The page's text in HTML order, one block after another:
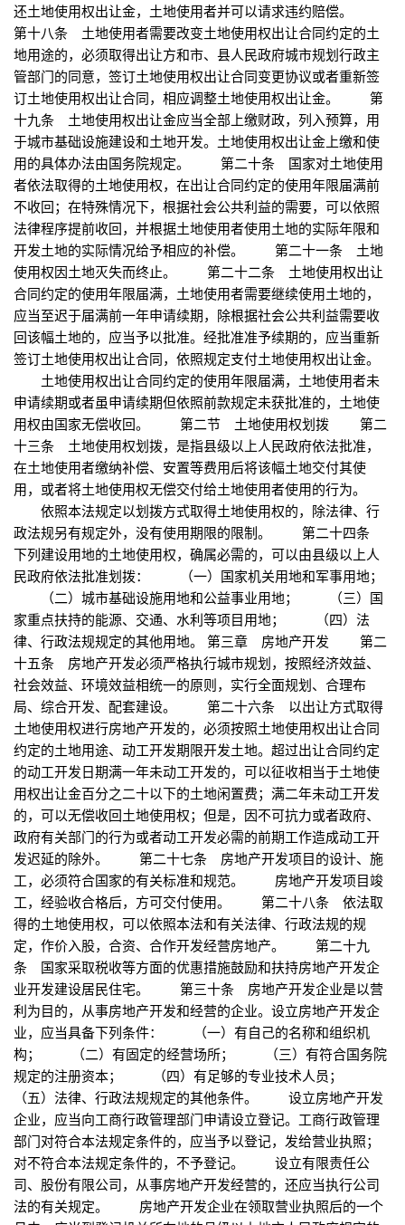
还土地使用权出让金，土地使用者并可以请求违约赔偿。
第十八条 土地使用者需要改变土地使用权出让合同约定的土
地用途的，必须取得出让方和市、县人民政府城市规划行政主
管部门的同意，签订土地使用权出让合同变更协议或者重新签
订土地使用权出让合同，相应调整土地使用权出让金。 第
十九条 土地使用权出让金应当全部上缴财政，列入预算，用
于城市基础设施建设和土地开发。土地使用权出让金上缴和使
用的具体办法由国务院规定。 第二十条 国家对土地使用
者依法取得的土地使用权，在出让合同约定的使用年限届满前
不收回；在特殊情况下，根据社会公共利益的需要，可以依照
法律程序提前收回，并根据土地使用者使用土地的实际年限和
开发土地的实际情况给予相应的补偿。 第二十一条 土地
使用权因土地灭失而终止。 第二十二条 土地使用权出让
合同约定的使用年限届满，土地使用者需要继续使用土地的，
应当至迟于届满前一年申请续期，除根据社会公共利益需要收
回该幅土地的，应当予以批准。经批准准予续期的，应当重新
签订土地使用权出让合同，依照规定支付土地使用权出让金。
土地使用权出让合同约定的使用年限届满，土地使用者未
申请续期或者虽申请续期但依照前款规定未获批准的，土地使
用权由国家无偿收回。 第二节 土地使用权划拨 第二
十三条 土地使用权划拨，是指县级以上人民政府依法批准，
在土地使用者缴纳补偿、安置等费用后将该幅土地交付其使
用，或者将土地使用权无偿交付给土地使用者使用的行为。
依照本法规定以划拨方式取得土地使用权的，除法律、行
政法规另有规定外，没有使用期限的限制。 第二十四条
下列建设用地的土地使用权，确属必需的，可以由县级以上人
民政府依法批准划拨： （一）国家机关用地和军事用地；
（二）城市基础设施用地和公益事业用地； （三）国
家重点扶持的能源、交通、水利等项目用地； （四）法
律、行政法规规定的其他用地。 第三章 房地产开发 第二
十五条 房地产开发必须严格执行城市规划，按照经济效益、
社会效益、环境效益相统一的原则，实行全面规划、合理布
局、综合开发、配套建设。 第二十六条 以出让方式取得
土地使用权进行房地产开发的，必须按照土地使用权出让合同
约定的土地用途、动工开发期限开发土地。超过出让合同约定
的动工开发日期满一年未动工开发的，可以征收相当于土地使
用权出让金百分之二十以下的土地闲置费；满二年未动工开发
的，可以无偿收回土地使用权；但是，因不可抗力或者政府、
政府有关部门的行为或者动工开发必需的前期工作造成动工开
发迟延的除外。 第二十七条 房地产开发项目的设计、施
工，必须符合国家的有关标准和规范。 房地产开发项目竣
工，经验收合格后，方可交付使用。 第二十八条 依法取
得的土地使用权，可以依照本法和有关法律、行政法规的规
定，作价入股，合资、合作开发经营房地产。 第二十九
条 国家采取税收等方面的优惠措施鼓励和扶持房地产开发企
业开发建设居民住宅。 第三十条 房地产开发企业是以营
利为目的，从事房地产开发和经营的企业。设立房地产开发企
业，应当具备下列条件： （一）有自己的名称和组织机
构； （二）有固定的经营场所； （三）有符合国务院
规定的注册资本； （四）有足够的专业技术人员；
（五）法律、行政法规规定的其他条件。 设立房地产开发
企业，应当向工商行政管理部门申请设立登记。工商行政管理
部门对符合本法规定条件的，应当予以登记，发给营业执照；
对不符合本法规定条件的，不予登记。 设立有限责任公
司、股份有限公司，从事房地产开发经营的，还应当执行公司
法的有关规定。 房地产开发企业在领取营业执照后的一个